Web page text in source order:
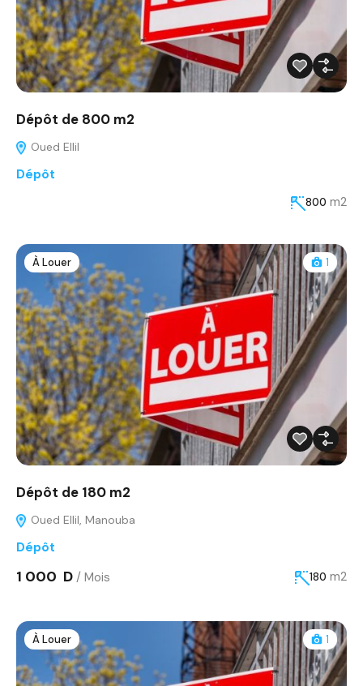
Dépôt de 800 m2
Oued Ellil
Dépôt
800 m2
À Louer 1
Dépôt de 180 m2
Oued Ellil, Manouba
Dépôt
1 000 D / Mois 180 m2
À Louer 1